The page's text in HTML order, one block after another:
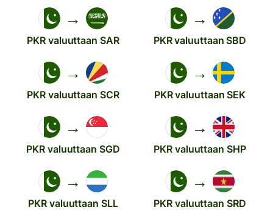
→
PKR valuuttaan SAR
→
PKR valuuttaan SBD
→
PKR valuuttaan SCR
→
PKR valuuttaan SEK
→
PKR valuuttaan SGD
→
PKR valuuttaan SHP
→
PKR valuuttaan SLL
→
PKR valuuttaan SRD